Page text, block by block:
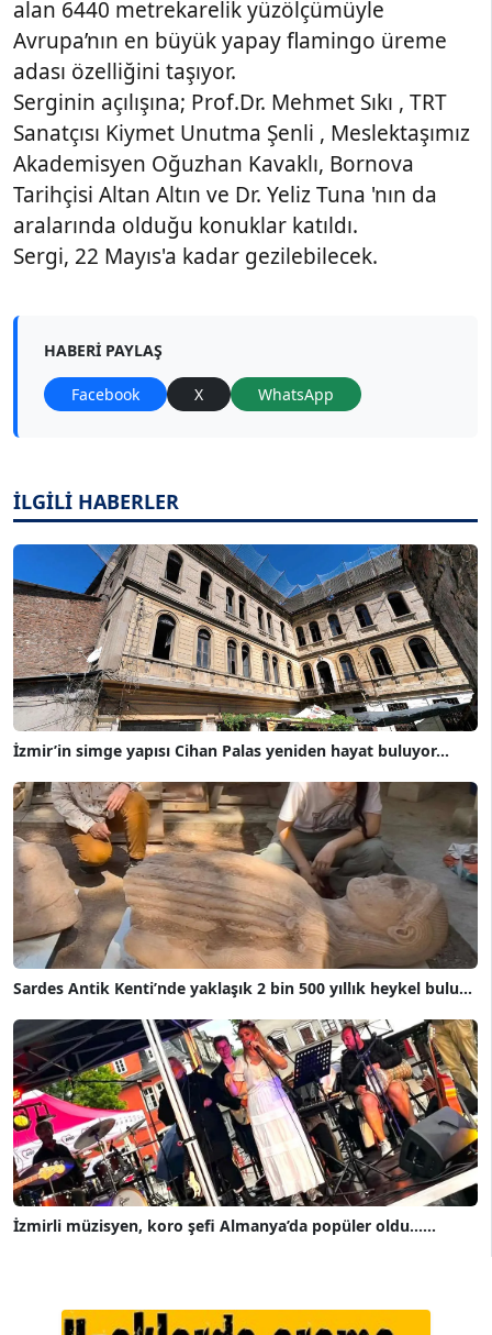
alan 6440 metrekarelik yüzölçümüyle
Avrupa’nın en büyük yapay flamingo üreme
adası özelliğini taşıyor.
Serginin açılışına; Prof.Dr. Mehmet Sıkı , TRT
Sanatçısı Kiymet Unutma Şenli , Meslektaşımız
Akademisyen Oğuzhan Kavaklı, Bornova
Tarihçisi Altan Altın ve Dr. Yeliz Tuna 'nın da
aralarında olduğu konuklar katıldı.
Sergi, 22 Mayıs'a kadar gezilebilecek.
HABERI PAYLAŞ
Facebook X WhatsApp
İLGİLİ HABERLER
İzmir’in simge yapısı Cihan Palas yeniden hayat buluyor...
Sardes Antik Kenti’nde yaklaşık 2 bin 500 yıllık heykel bulu...
İzmirli müzisyen, koro şefi Almanya’da popüler oldu......